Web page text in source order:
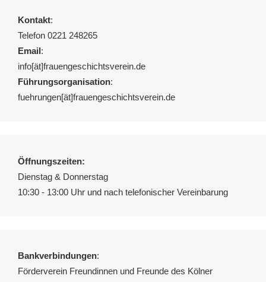
Kontakt:
Telefon 0221 248265
Email:
info[ät]frauengeschichtsverein.de
Führungsorganisation:
fuehrungen[ät]frauengeschichtsverein.de
Öffnungszeiten:
Dienstag & Donnerstag
10:30 - 13:00 Uhr und nach telefonischer Vereinbarung
Bankverbindungen:
Förderverein Freundinnen und Freunde des Kölner